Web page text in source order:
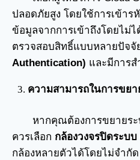
ปลอดภัยสูง โดยใช้การเข้าร
ข้อมูลจากการเข้าถึงโดยไม่
ตรวจสอบสิทธิ์แบบหลายปัจจั
Authentication) และมีการส
ความสามารถในการขยา
หากคุณต้องการขยายร
ควรเลือก กล้องวงจรปิดระบบ
กล้องหลายตัวได้โดยไม่จำกั